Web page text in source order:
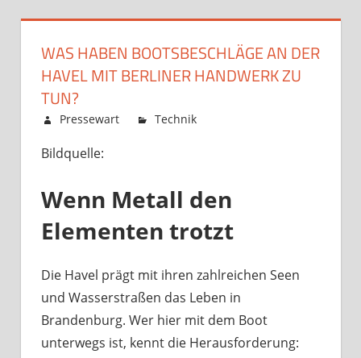
WAS HABEN BOOTSBESCHLÄGE AN DER
HAVEL MIT BERLINER HANDWERK ZU
TUN?
Februar 12, 2026
Pressewart Technik
mit
tun?
Bildquelle:
Wenn Metall den
Elementen trotzt
Die Havel prägt mit ihren zahlreichen Seen
und Wasserstraßen das Leben in
Brandenburg. Wer hier mit dem Boot
unterwegs ist, kennt die Herausforderung: